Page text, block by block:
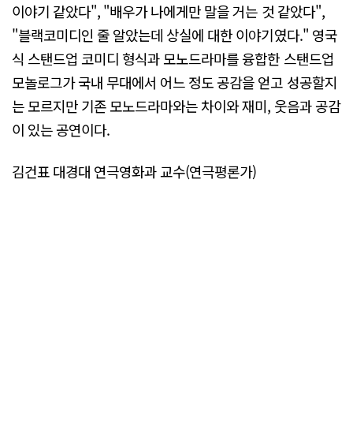
이야기 같았다", "배우가 나에게만 말을 거는 것 같았다",
"블랙코미디인 줄 알았는데 상실에 대한 이야기였다." 영국
식 스탠드업 코미디 형식과 모노드라마를 융합한 스탠드업
모놀로그가 국내 무대에서 어느 정도 공감을 얻고 성공할지
는 모르지만 기존 모노드라마와는 차이와 재미, 웃음과 공감
이 있는 공연이다.
김건표 대경대 연극영화과 교수(연극평론가)